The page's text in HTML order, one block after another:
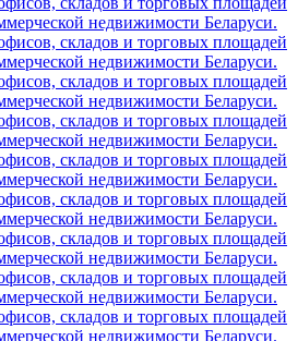
недвижимости Беларуси.
складов и торговых площадей
недвижимости Беларуси.
складов и торговых площадей
недвижимости Беларуси.
складов и торговых площадей
недвижимости Беларуси.
складов и торговых площадей
недвижимости Беларуси.
складов и торговых площадей
недвижимости Беларуси.
складов и торговых площадей
недвижимости Беларуси.
складов и торговых площадей
недвижимости Беларуси.
складов и торговых площадей
недвижимости Беларуси.